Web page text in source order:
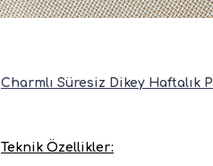
Charmlı Süresiz Dikey Haftalık
Teknik Özellikler: